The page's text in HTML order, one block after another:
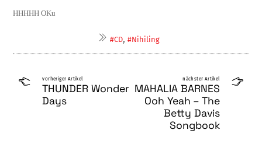
HHHHH OKu
#CD,#Nihiling
vorheriger Artikel
THUNDER Wonder
Days
nächster Artikel
MAHALIA BARNES
Ooh Yeah – The
Betty Davis
Songbook